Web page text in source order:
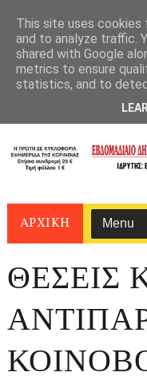
ΑΡΧΙΚΗ
ΘΕΣΕΙΣ
This site uses
and to analyze traffic.
shared with Google
metrics to ensure
statistics, and to